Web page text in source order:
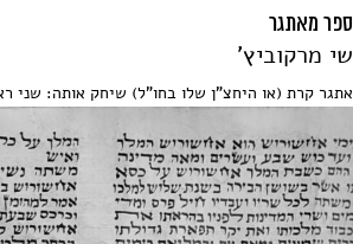
ספר מאתגר
שי מרקוביץ'
אתגר קרת (או היחצ"ן שלו בחו"ל) שיחק אותה: שני